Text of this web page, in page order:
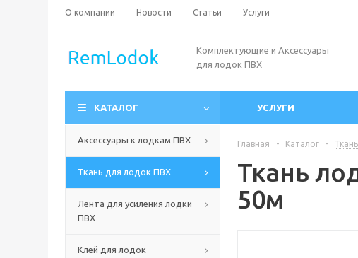
О компании Новости Статьи Услуги
Комплектующие и Аксессуары
для лодок ПВХ
КАТАЛОГ УСЛУГИ
Аксессуары к лодкам ПВХ
Ткань для лодок ПВХ
Лента для усиления лодки
ПВХ
Клей для лодок
Главная - Каталог -
Ткань
50м